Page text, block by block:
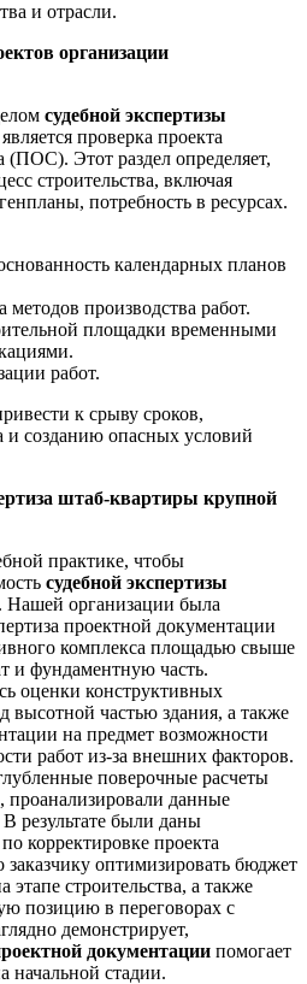
и отрасли.
организации
судебной экспертизы
является проверка проекта
(ПОС). Этот раздел определяет,
строительства, включая
потребность в ресурсах.
календарных планов
производства работ.
площадки временными
работ.
к срыву сроков,
и созданию опасных условий
штаб-квартиры крупной
практике, чтобы
судебной экспертизы
. Нашей организации была
проектной документации
комплекса площадью свыше
и фундаментную часть.
оценки конструктивных
высотной частью здания, а также
на предмет возможности
работ из-за внешних факторов.
поверочные расчеты
проанализировали данные
результате были даны
корректировке проекта
оптимизировать бюджет
строительства, а также
позицию в переговорах с
демонстрирует,
документации помогает
начальной стадии.